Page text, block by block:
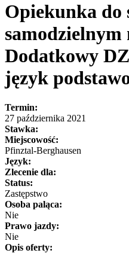
Opiekunka do
samodzielnym
Dodatkowy
język
Termin:
27 października 2021
Stawka:
Miejscowość:
Pfinztal-Berghausen
Język:
Zlecenie dla:
Status:
Zastępstwo
Osoba paląca:
Nie
Prawo jazdy:
Nie
Opis oferty: